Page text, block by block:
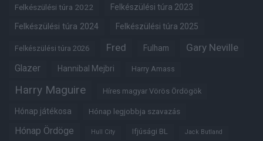
Felkészülési túra 2022 Felkészülési túra 2023
Felkészülési túra 2024 Felkészülési túra 2025
Felkészülési túra 2026 Fred Fulham Gary Neville
Glazer Hannibal Mejbri Harry Amass
Harry Maguire Híres magyar Vörös Ördögök
Hónap játékosa Hónap legjobbja szavazás
Hónap Ördöge Hull City Ifjúsági BL Jack Butland